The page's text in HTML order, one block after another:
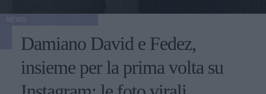
Damiano David e Fedez,
insieme per la prima volta su